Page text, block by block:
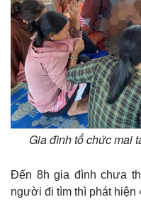
Thế giới
Quan sát
Cuộc sống đó đây
Gia đình tổ chức mai
Đến 8h gia đình chưa
người đi tìm thì phát hiện